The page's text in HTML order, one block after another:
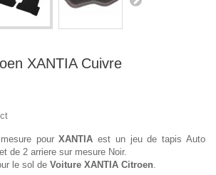
XANTIA Cuivre
pourXANTIAest un jeu de tapis Auto
de 2 arriere sur mesure Noir.
le sol de Voiture XANTIA Citroen.